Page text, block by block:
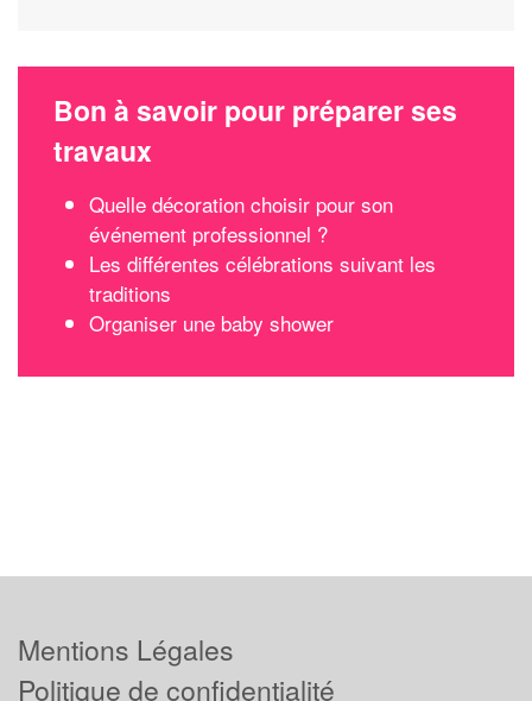
Bon à savoir pour préparer ses
travaux
Quelle décoration choisir pour son
événement professionnel ?
Les différentes célébrations suivant les
traditions
Organiser une baby shower
Mentions Légales
Politique de confidentialité